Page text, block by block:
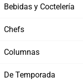
Bebidas y Coctelería
Chefs
Columnas
De Temporada